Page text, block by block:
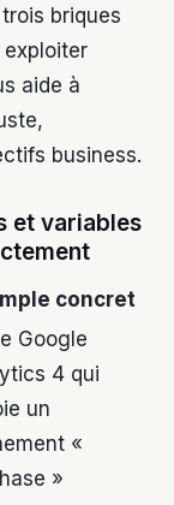
briques
aide à
business.
et variables
concret
Google
4 qui
un
«
»